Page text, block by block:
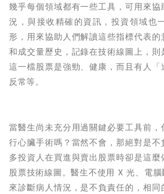
幾乎每個領域都有一些工具，可用來
況，與接收精確的資訊，投資領域也
形，用來協助人們解讀這些指標代表
和成交量歷史，記錄在技術線圖上，
這一檔股票是強勁、健康，而且有人
反常等。
當醫生尚未充分用過關鍵必要工具前
行心臟手術嗎？當然不會，那絕對是
多投資人在買進與賣出股票時卻是這
股票技術線圖。醫生不使用 X 光、電
來診斷病人情況，是不負責任的，相